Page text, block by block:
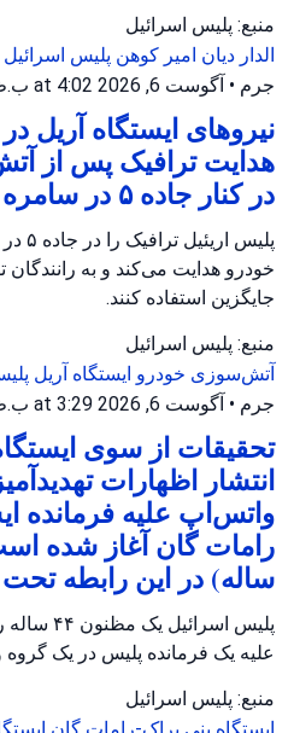
منبع: پلیس اسرائیل
الدار دیان امیر کوهن پلیس اسرائیل
جرم • آگوست 6, 2026 at 4:02 ب.ظ
نیروهای ایستگاه آریل
هدایت ترافیک پس از
در کنار جاده ۵ در سامره فعالیت می‌کنند.
پلیس
خودرو هدایت می‌کند و به
جایگزین استفاده کنند.
منبع: پلیس اسرائیل
آتش‌سوزی خودرو ایستگاه آریل
جرم • آگوست 6, 2026 at 3:29 ب.ظ
تحقیقات از سوی
انتشار اظهارات
واتس‌اپ علیه فرمانده
ساله) در این رابطه تحت
پلیس
علیه یک فرمانده پلیس در یک
منبع: پلیس اسرائیل